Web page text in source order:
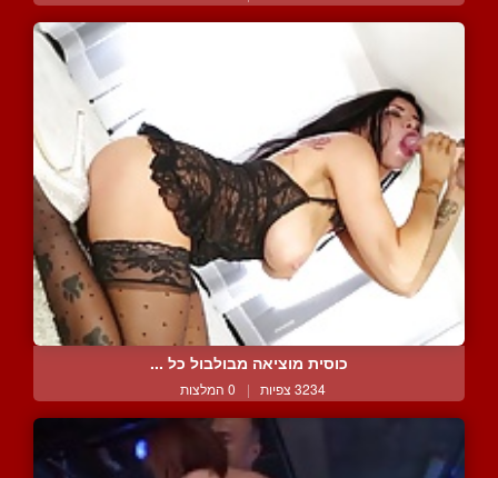
כוסית מוציאה מבולבול כל ...
3234 צפיות | 0 המלצות